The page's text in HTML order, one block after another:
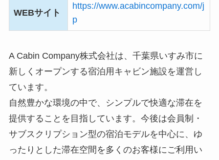
WEBサイト
https://www.acabincompany.com/j
p
A Cabin Company株式会社は、千葉県いすみ市に
新しくオープンする宿泊用キャビン施設を運営し
ています。
自然豊かな環境の中で、シンプルで快適な滞在を
提供することを目指しています。今後は会員制・
サブスクリプション型の宿泊モデルを中心に、ゆ
ったりとした滞在空間を多くのお客様にご利用い